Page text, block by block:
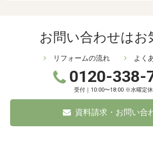
お問い合わせはお
リフォームの流れ よく
0120-338-
受付｜10:00〜18:00 ※水曜定休
資料請求・お問い合